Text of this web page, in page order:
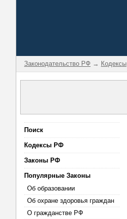
Законодательство РФ → Кодексы
Поиск
Кодексы РФ
Законы РФ
Популярные Законы
Об образовании
Об охране здоровья граждан
О гражданстве РФ